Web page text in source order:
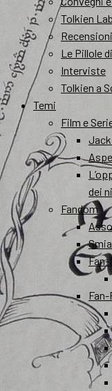
Tolkien
Recensioni
Le Pillole
Interviste
Tolkien a
Temi
Film e
dei
Fandom